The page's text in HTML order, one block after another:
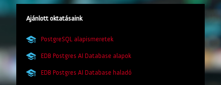
Ajánlott oktatásaink
PostgreSQL alapismeretek
EDB Postgres AI Database alapok
EDB Postgres AI Database haladó